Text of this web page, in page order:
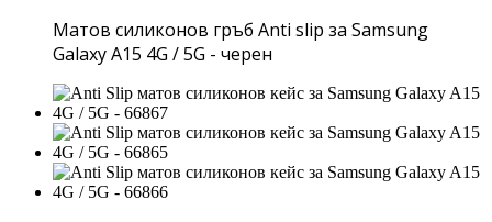
Матов силиконов гръб Anti slip за Samsung
Galaxy A15 4G / 5G - черен